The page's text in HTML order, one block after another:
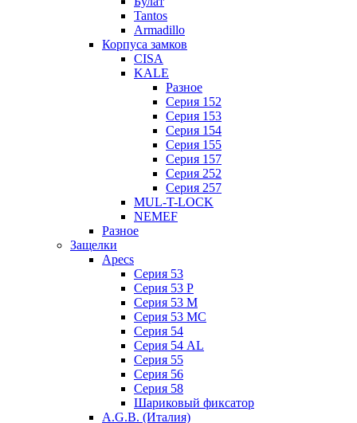
Tantos
Armadillo
Корпуса замков
CISA
KALE
Разное
Серия 152
Серия 153
Серия 154
Серия 155
Серия 157
Серия 252
Серия 257
MUL-T-LOCK
NEMEF
Разное
Защелки
Apecs
Серия 53
Серия 53 P
Серия 53 М
Серия 53 МC
Серия 54
Серия 54 AL
Серия 55
Серия 56
Серия 58
Шариковый фиксатор
A.G.B. (Италия)